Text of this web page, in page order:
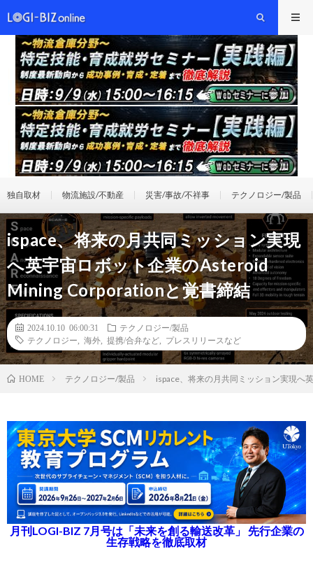
独自取材 物流施設/不動産 災害/事故/不祥事 テクノロジー/製品
ispace、将来の月共同ミッション実現
へ英宇宙ロボット企業のAsteroid
Mining Corporationと覚書締結
2024.10.10 06:00:31
テクノロジー/製品
テクノロジー
海外 提携/合弁など プレスリリースなど
HOME テクノロジー/製品 ispace、将来の月共同ミッション実現へ
月刊LOGI-BIZ 7月号は「未来を創る輸送改革」 先行企業の
生存戦略を徹底取材